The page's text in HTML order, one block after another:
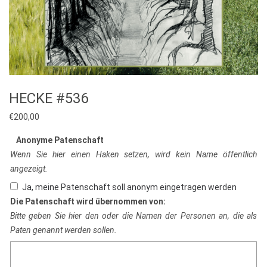
HECKE #536
€200,00
Anonyme Patenschaft
Wenn Sie hier einen Haken setzen, wird kein Name öffentlich
angezeigt.
Ja, meine Patenschaft soll anonym eingetragen werden
Die Patenschaft wird übernommen von:
Bitte geben Sie hier den oder die Namen der Personen an, die als
Paten genannt werden sollen.